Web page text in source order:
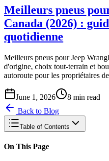
Meilleurs pneus
Canada (2026) :
quotidienne
Meilleurs pneus pour Jeep
d'origine, choix tout-terrain et
autoroute pour les propriétaires
June 1, 2026 8 min read
Back to Blog
Table of Contents
On This Page